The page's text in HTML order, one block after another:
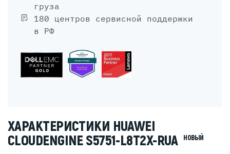
груза
180 центров сервисной поддержки
в РФ
ХАРАКТЕРИСТИКИ HUAWEI
CLOUDENGINE S5751-L8T2X-RUA
НОВЫЙ